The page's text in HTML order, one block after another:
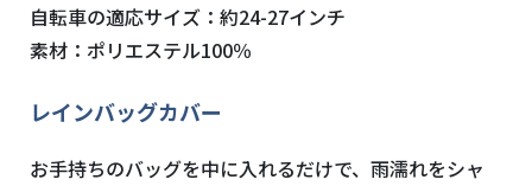
自転車の適応サイズ：約24-27インチ
素材：ポリエステル100％
レインバッグカバー
お手持ちのバッグを中に入れるだけで、雨濡れをシャ